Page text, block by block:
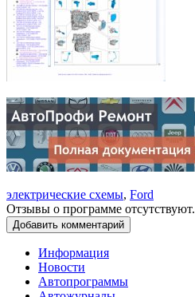
электрические схемы, Ford
Отзывы о программе отсутствуют.
Добавить комментарий
Информация
Новости
Автопрограммы